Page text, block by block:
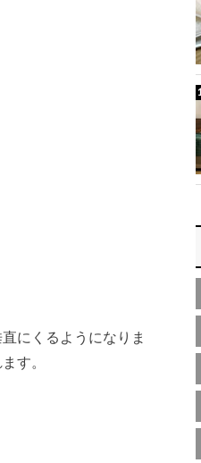
にくるようになりま
す。